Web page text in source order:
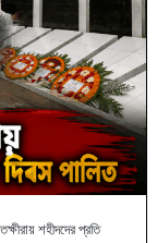
শহীদদের প্রতি